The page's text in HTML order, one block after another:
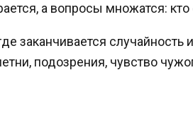
а вопросы множатся:
заканчивается
подозрения, чувство